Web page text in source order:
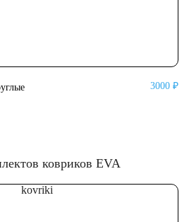
3000 ₽
ковриков EVA